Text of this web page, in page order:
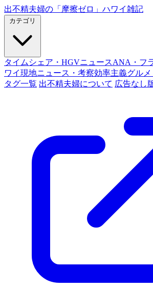
出不精夫婦の 「摩擦ゼロ」 ハワイ雑記
タイムシェア・HGVニュースANA・フ
ワイ現地ニュース・考察効率主義グル
タグ一覧 出不精夫婦について 広告なし